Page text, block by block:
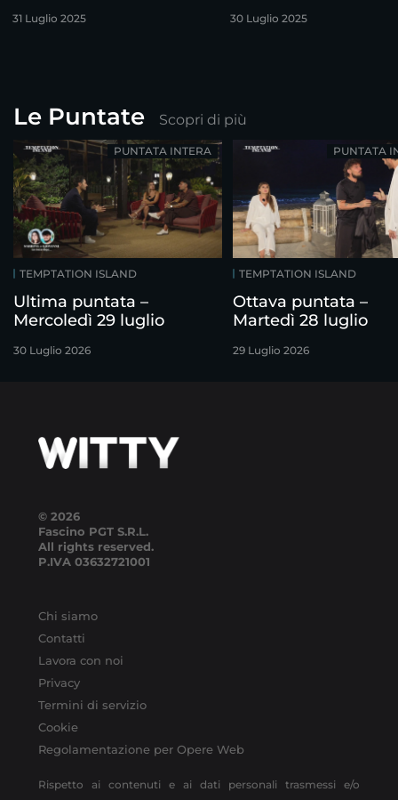
31 Luglio 2025 30 Luglio 2025
Le Puntate Scopri di più
TEMPTATION ISLAND
Ultima puntata –
Mercoledì 29 luglio
30 Luglio 2026
PUNTATA INTERA
TEMPTATION ISLAND
Ottava puntata –
Martedì 28 luglio
29 Luglio 2026
PUNTATA
© 2026
Fascino PGT S.R.L.
All rights reserved.
P.IVA 03632721001
Chi siamo
Contatti
Lavora con noi
Privacy
Termini di servizio
Cookie
Regolamentazione per Opere Web
Rispetto ai contenuti e ai dati personali trasmessi e/o